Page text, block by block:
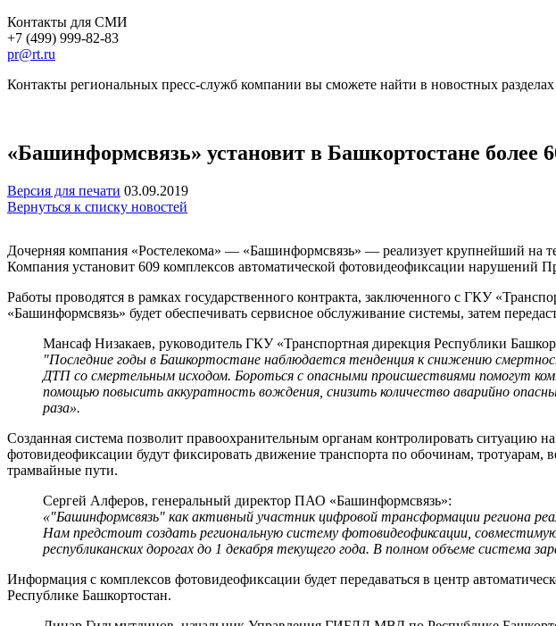
Контакты для СМИ
+7 (499) 999-82-83
pr@rt.ru
Контакты региональных пресс-служб компании вы сможете найти в новостных
«Башинформсвязь» установит в Башкортостане более
Версия для печати 03.09.2019
Вернуться к списку новостей
Дочерняя компания «Ростелекома» — «Башинформсвязь» — реализует крупнейший на
Компания установит 609 комплексов автоматической фотовидеофиксации нарушений
Работы проводятся в рамках государственного контракта, заключенного с ГКУ
«Башинформсвязь» будет обеспечивать сервисное обслуживание системы, затем
Мансаф Низакаев, руководитель ГКУ «Транспортная дирекция Республики
"Последние годы в Башкортостане наблюдается тенденция к снижению
ДТП со смертельным исходом. Бороться с опасными происшествиями помогут
помощью повысить аккуратность вождения, снизить количество аварийно
раза».
Созданная система позволит правоохранительным органам контролировать
фотовидеофиксации будут фиксировать движение транспорта по обочинам,
трамвайные пути.
Сергей Алферов, генеральный директор ПАО «Башинформсвязь»:
«"Башинформсвязь" как активный участник цифровой трансформации региона
Нам предстоит создать региональную систему фотовидеофиксации,
республиканских дорогах до 1 декабря текущего года. В полном объеме система
Информация с комплексов фотовидеофиксации будет передаваться в центр
Республике Башкортостан.